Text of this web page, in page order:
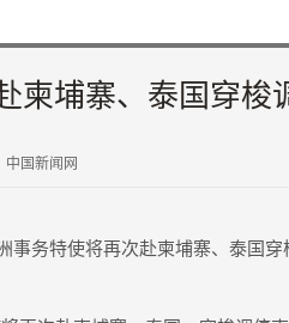
柬埔寨、泰国穿梭
中国新闻网
务特使将再次赴柬埔寨、泰国穿